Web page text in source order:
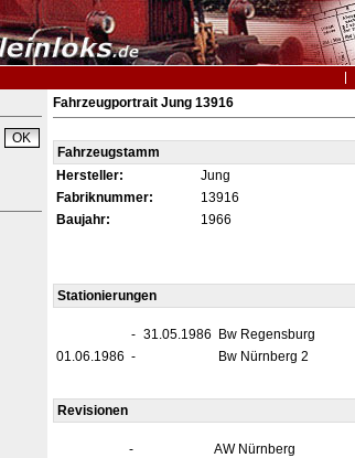
Fahrzeugportrait Jung 13916
Fahrzeugstamm
Hersteller:
Jung
Fabriknummer:
13916
Baujahr:
1966
Stationierungen
- 31.05.1986
Bw Regensburg
01.06.1986 - Bw Nürnberg 2
Revisionen
- AW Nürnberg